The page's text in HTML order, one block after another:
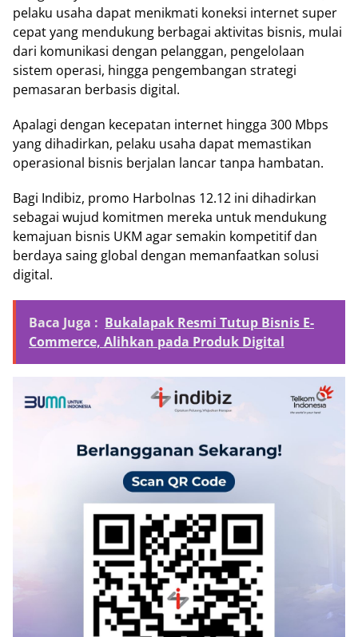
pelaku usaha dapat menikmati koneksi internet super
cepat yang mendukung berbagai aktivitas bisnis, mulai
dari komunikasi dengan pelanggan, pengelolaan
sistem operasi, hingga pengembangan strategi
pemasaran berbasis digital.
Apalagi dengan kecepatan internet hingga 300 Mbps
yang dihadirkan, pelaku usaha dapat memastikan
operasional bisnis berjalan lancar tanpa hambatan.
Bagi Indibiz, promo Harbolnas 12.12 ini dihadirkan
sebagai wujud komitmen mereka untuk mendukung
kemajuan bisnis UKM agar semakin kompetitif dan
berdaya saing global dengan memanfaatkan solusi
digital.
Baca Juga : Bukalapak Resmi Tutup Bisnis E-
Commerce, Alihkan pada Produk Digital